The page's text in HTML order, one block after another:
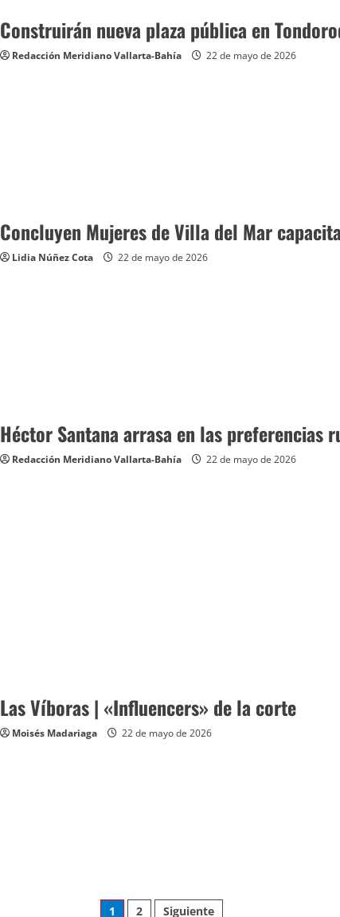
Construirán nueva plaza pública en
Redacción Meridiano Vallarta-Bahía 22 de mayo de 2026
Concluyen Mujeres de Villa del Mar
Lidia Núñez Cota 22 de mayo de 2026
Héctor Santana arrasa en las preferencias
Redacción Meridiano Vallarta-Bahía 22 de mayo de 2026
Las Víboras | «Influencers» de la corte
Moisés Madariaga 22 de mayo de 2026
1 2 Siguiente